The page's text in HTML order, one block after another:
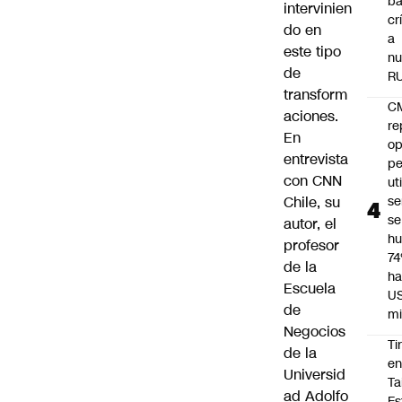
intervinien
do en
este tipo
de
transform
aciones.
En
entrevista
con CNN
Chile, su
autor, el
profesor
de la
Escuela
de
Negocios
de la
Universid
ad Adolfo
a
se
en